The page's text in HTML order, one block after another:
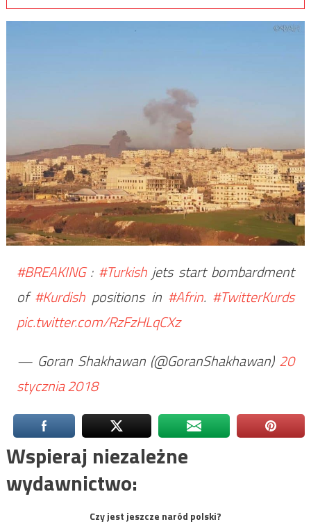
#BREAKING: #Turkishjets start bombardment
of#Kurdish positions in #Afrin. #TwitterKurds
pic.twitter.com/RzFzHLqCXz
— Goran Shakhawan (@GoranShakhawan) 20
stycznia 2018
Wspieraj niezależne
wydawnictwo:
Czy jest jeszcze naród polski?